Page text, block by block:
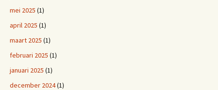
mei 2025 (1)
april 2025 (1)
maart 2025 (1)
februari 2025 (1)
januari 2025 (1)
december 2024(1)